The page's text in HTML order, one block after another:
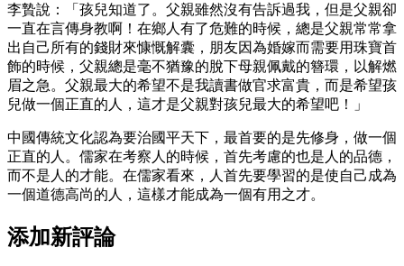
李贄說：「孩兒知道了。父親雖然沒有告訴過我，但是父親卻
一直在言傳身教啊！在鄉人有了危難的時候，總是父親常常拿
出自己所有的錢財來慷慨解囊，朋友因為婚嫁而需要用珠寶首
飾的時候，父親總是毫不猶豫的脫下母親佩戴的簪環，以解燃
眉之急。父親最大的希望不是我讀書做官求富貴，而是希望孩
兒做一個正直的人，這才是父親對孩兒最大的希望吧！」
中國傳統文化認為要治國平天下，最首要的是先修身，做一個
正直的人。儒家在考察人的時候，首先考慮的也是人的品德，
而不是人的才能。在儒家看來，人首先要學習的是使自己成為
一個道德高尚的人，這樣才能成為一個有用之才。
添加新評論